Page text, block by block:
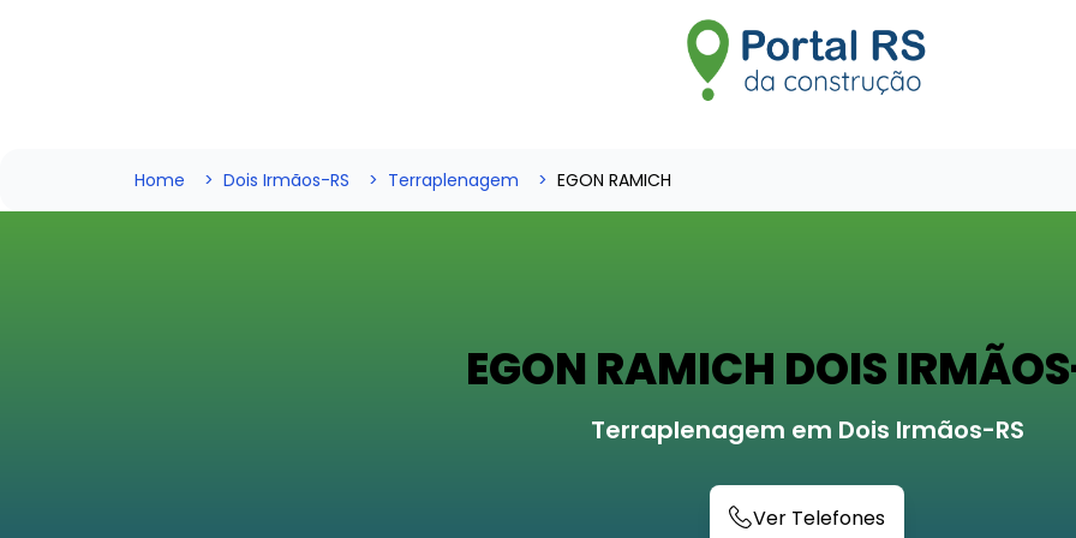
Home Dois Irmãos-RS Terraplenagem EGON RAMICH
EGON RAMICH DOIS
Terraplenagem em Dois Irmãos-RS
Ver Telefones